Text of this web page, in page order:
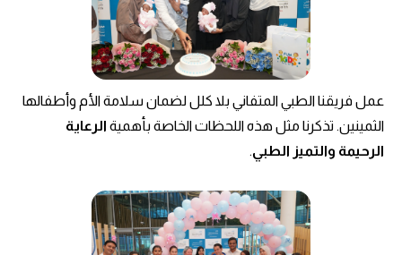
عمل فريقنا الطبي المتفاني بلا كلل لضمان سلامة الأم وأطفالها
الثمينين. تذكرنا مثل هذه اللحظات الخاصة بأهمية الرعاية
الرحيمة والتميز الطبي.